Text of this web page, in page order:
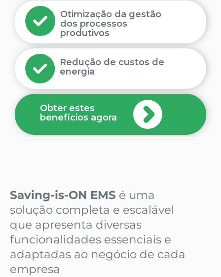
Otimização da gestão
dos processos
produtivos
Redução de custos de
energia
Obter estes
benefícios agora
Saving-is-ON EMS é uma
solução completa e escalável
que apresenta diversas
funcionalidades essenciais e
adaptadas ao negócio de cada
empresa